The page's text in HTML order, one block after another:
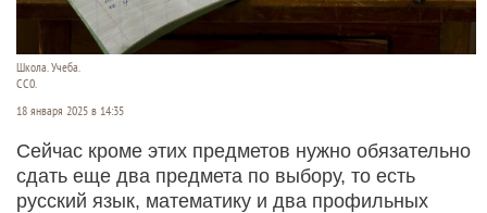
Школа. Учеба.
СС0.
18 января 2025 в 14:35
Сейчас кроме этих предметов нужно обязательно
сдать еще два предмета по выбору, то есть
русский язык, математику и два профильных